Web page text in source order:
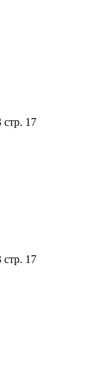
стр. 17
стр. 17